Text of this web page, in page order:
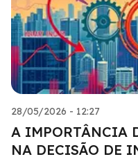
28/05/2026 - 12:27
A IMPORTÂNCIA
NA DECISÃO DE